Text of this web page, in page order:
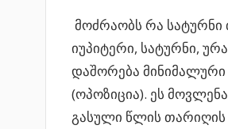
მოძრაობს რა სატურნი
იუპიტერი, სატურნი,
დაშორება
(ოპოზიცია). ეს
გასული წლის თარიღის